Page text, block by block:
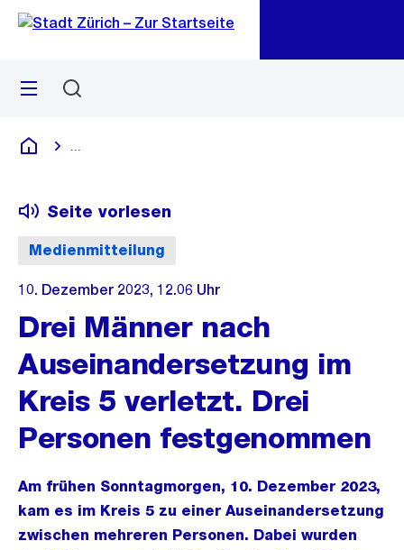
Navigation
Sprunglink
Menü
Deutsch
Medienmitteilung
Seite vorlesen
10. Dezember 2023, 12.06 Uhr
Drei Männer nach
Auseinandersetzung im
Kreis 5 verletzt. Drei
Personen festgenommen
Am frühen Sonntagmorgen, 10. Dezember 2023,
kam es im Kreis 5 zu einer Auseinandersetzung
zwischen mehreren Personen. Dabei wurden